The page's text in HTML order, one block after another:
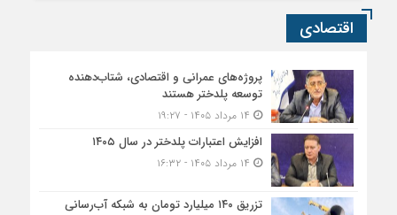
۱۲ مرداد ۱۴۰۵ - ۱۴:۰۹
اجتماعی
امام شهید تا میزبانی زائران اربعین